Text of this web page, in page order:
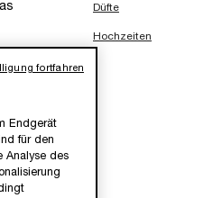
Düfte
Hochzeiten
Endgerät
für den
Analyse des
fortfahren